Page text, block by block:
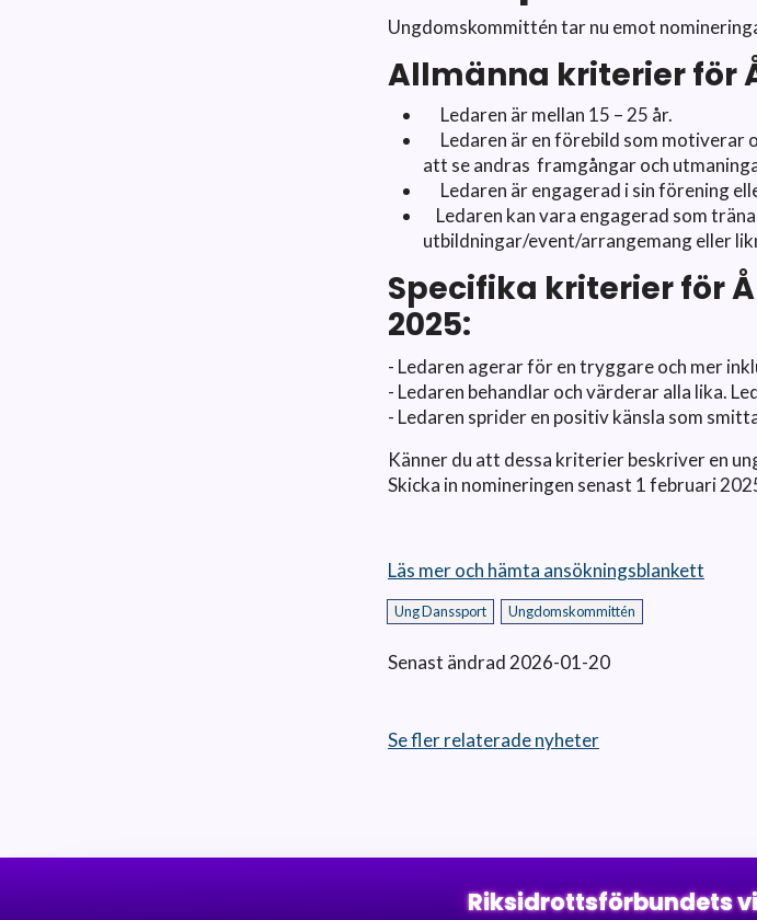
Ungdomskommittén tar nu emot
Allmänna kriterier för
Ledaren är mellan 15 – 25 år.
Ledaren är en förebild som motiverar
att se andras framgångar och
Ledaren är engagerad i sin förening
Ledaren kan vara engagerad som
utbildningar/event/arrangemang eller
Specifika kriterier för
2025:
- Ledaren agerar för en tryggare och mer
- Ledaren behandlar och värderar alla lika.
- Ledaren sprider en positiv känsla som
Känner du att dessa kriterier beskriver en
Skicka in nomineringen senast 1 februari
Läs mer och hämta ansökningsblankett
Ung Danssport Ungdomskommittén
Senast ändrad 2026-01-20
Se fler relaterade nyheter
Riksidrottsförbundets